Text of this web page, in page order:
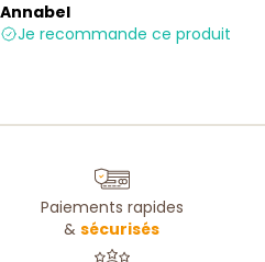
Annabel
Je recommande ce produit
Paiements rapides
&sécurisés